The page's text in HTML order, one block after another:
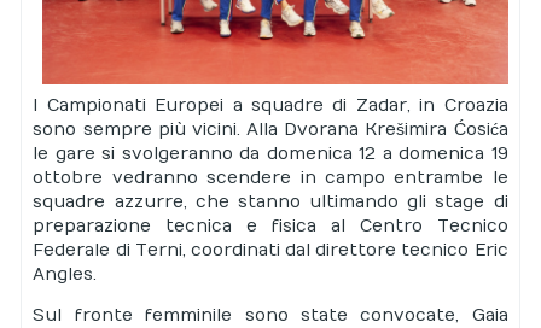
I Campionati Europei a squadre di Zadar, in Croazia
sono sempre più vicini. Alla Dvorana Krešimira Ćosića
le gare si svolgeranno da domenica 12 a domenica 19
ottobre vedranno scendere in campo entrambe le
squadre azzurre, che stanno ultimando gli stage di
preparazione tecnica e fisica al Centro Tecnico
Federale di Terni, coordinati dal direttore tecnico Eric
Angles.
Sul fronte femminile sono state convocate, Gaia